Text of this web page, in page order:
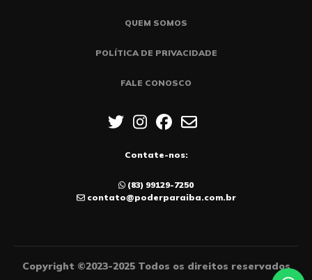
QUEM SOMOS
POLÍTICA DE PRIVACIDADE
FALE CONOSCO
Contate-nos:
(83) 99129-7250
contato@poderparaiba.com.br
Copyright ©2023-2025 Todos os direitos reservados